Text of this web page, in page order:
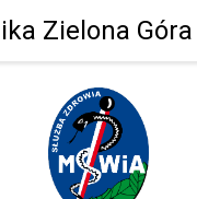
Zielona Góra